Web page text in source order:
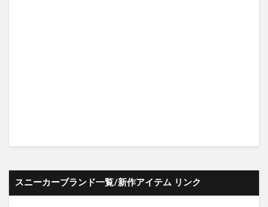
スニーカーブランド一覧/新作アイテム リンク